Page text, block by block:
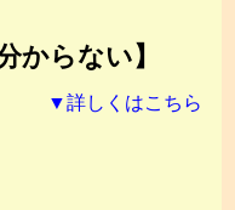
からない】
▼詳しくはこちら